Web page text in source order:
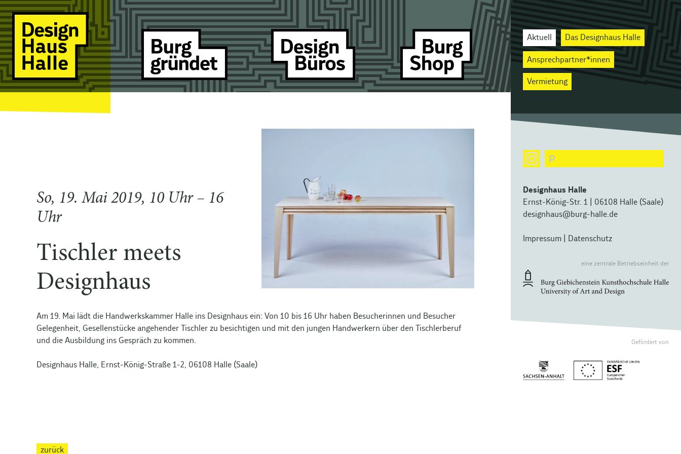
So, 19. Mai 2019, 10 Uhr – 16
Uhr
Tischler meets
Designhaus
Am 19. Mai lädt die Handwerkskammer Halle ins Designhaus ein: Von 10 bis 16 Uhr haben Besucherinnen und Besucher
Gelegenheit, Gesellenstücke angehender Tischler zu besichtigen und mit den jungen Handwerkern über den Tischlerberuf
und die Ausbildung ins Gespräch zu kommen.
Designhaus Halle, Ernst-König-Straße 1-2, 06108 Halle (Saale)
zurück
Aktuell Das Designhaus Halle
Ansprechpartner*innen
Vermietung
Designhaus Halle
Ernst-König-Str. 1 | 06108 Halle (Saale)
designhaus@burg-halle.de
Impressum Datenschutz
eine zentrale Betriebseinheit der
Gefördert von